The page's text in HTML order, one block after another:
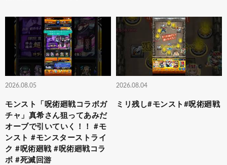
2026.08.05
モンスト「呪術廻戦コラボガ
チャ」真希さん狙ってあみだ
オーブで引いていく！！ #モ
ンスト #モンスターストライ
ク #呪術廻戦 #呪術廻戦コラ
ボ #死滅回游
2026.08.04
ミリ残し#モンスト#呪術廻戦